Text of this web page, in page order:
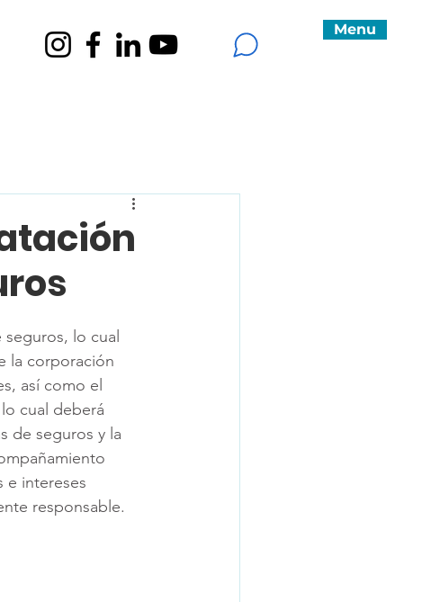
Menu
lo cual
la corporación
así como el
cual deberá
de seguros y la
e intereses
responsable.